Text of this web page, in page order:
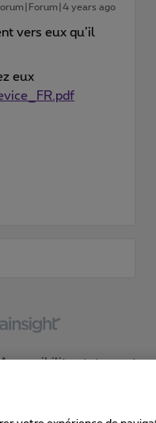
years ago
vers eux qu’il
eux
Accessibility statement